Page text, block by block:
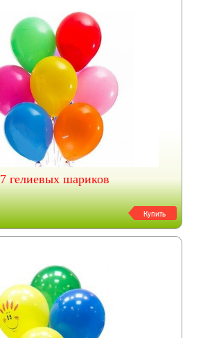
7 гелиевых шариков
Купить